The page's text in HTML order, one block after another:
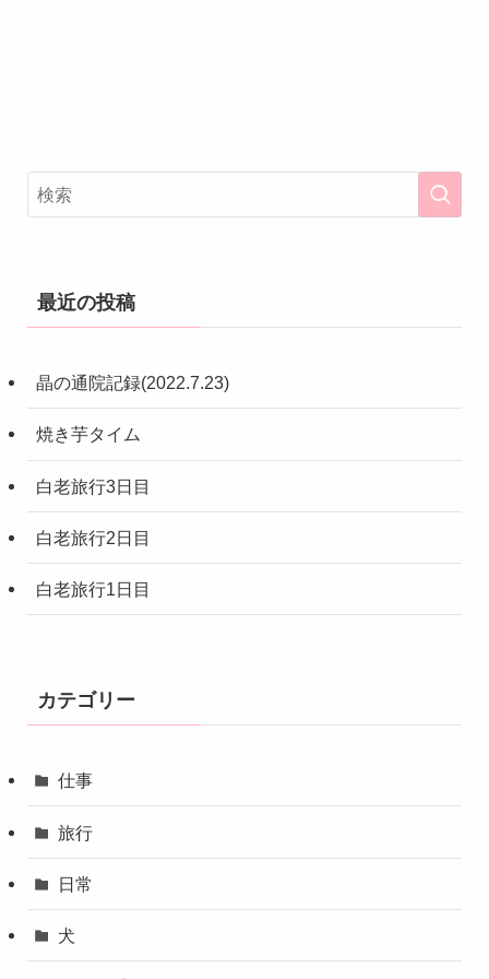
最近の投稿
晶の通院記録(2022.7.23)
焼き芋タイム
白老旅行3日目
白老旅行2日目
白老旅行1日目
カテゴリー
仕事
旅行
日常
犬